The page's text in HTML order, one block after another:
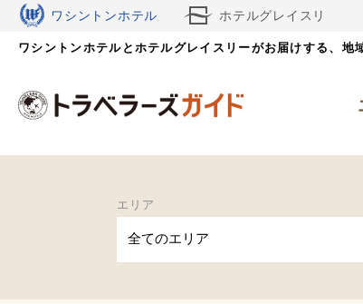
ワシントンホテル ホテルグレイスリ
ー
ワシントンホテルとホテルグレイスリーがお届けする、 地
エリア
全てのエリア